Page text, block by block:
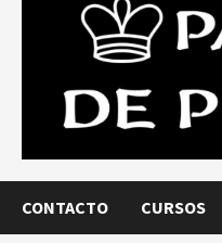
CONTACTO CURSOS